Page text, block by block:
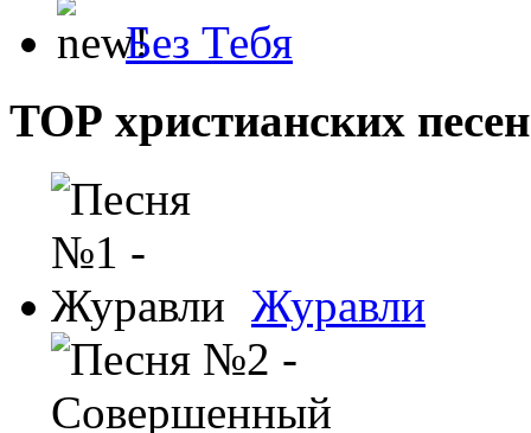
Без Тебя
ТОР христианских песен
Журавли